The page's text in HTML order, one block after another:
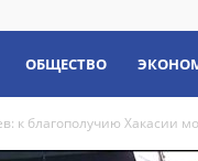
ОБЩЕСТВО
к благополучию Хакасии